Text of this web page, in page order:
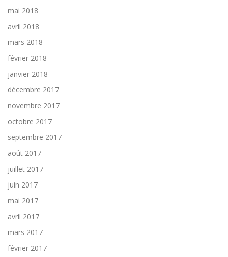
mai 2018
avril 2018
mars 2018
février 2018
janvier 2018
décembre 2017
novembre 2017
octobre 2017
septembre 2017
août 2017
juillet 2017
juin 2017
mai 2017
avril 2017
mars 2017
février 2017